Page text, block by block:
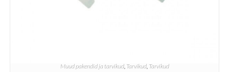
Muud pakendid ja tarvikud, Tarvikud, Tarvikud